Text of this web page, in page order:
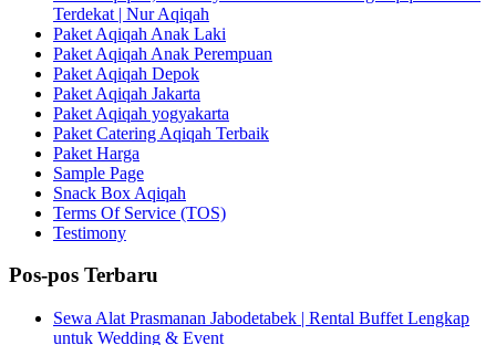
Terdekat | Nur Aqiqah
Paket Aqiqah Anak Laki
Paket Aqiqah Anak Perempuan
Paket Aqiqah Depok
Paket Aqiqah Jakarta
Paket Aqiqah yogyakarta
Paket Catering Aqiqah Terbaik
Paket Harga
Sample Page
Snack Box Aqiqah
Terms Of Service (TOS)
Testimony
Pos-pos Terbaru
Sewa Alat Prasmanan Jabodetabek | Rental Buffet Lengkap
untuk Wedding & Event